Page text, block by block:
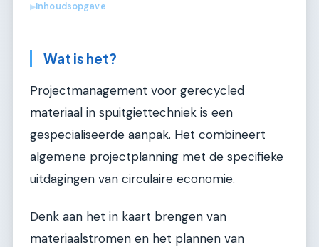
▶Inhoudsopgave
Wat is het?
Projectmanagement voor gerecycled
materiaal in spuitgiettechniek is een
gespecialiseerde aanpak. Het combineert
algemene projectplanning met de specifieke
uitdagingen van circulaire economie.
Denk aan het in kaart brengen van
materiaalstromen en het plannen van